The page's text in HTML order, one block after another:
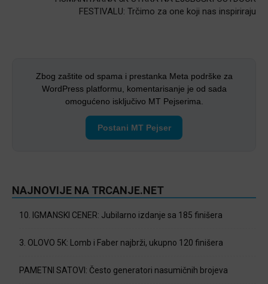
FESTIVALU: Trčimo za one koji nas inspiriraju
Zbog zaštite od spama i prestanka Meta podrške za
WordPress platformu, komentarisanje je od sada
omogućeno isključivo MT Pejserima.
Postani MT Pejser
NAJNOVIJE NA TRCANJE.NET
10. IGMANSKI CENER: Jubilarno izdanje sa 185 finišera
3. OLOVO 5K: Lomb i Faber najbrži, ukupno 120 finišera
PAMETNI SATOVI: Često generatori nasumičnih brojeva